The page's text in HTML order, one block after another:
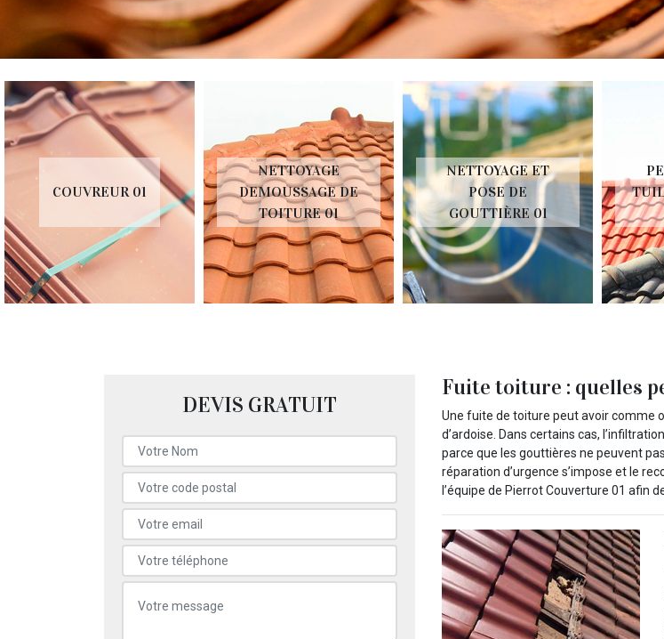
COUVREUR 01
NETTOYAGE
DEMOUSSAGE DE
TOITURE 01
NETTOYAGE ET
POSE DE
GOUTTIÈRE 01
DEVIS GRATUIT
Fuite toiture : quelles
Une fuite de toiture peut avoir comme
d’ardoise. Dans certains cas,
parce que les gouttières ne peuvent
réparation d’urgence s’impose et le
l’équipe de Pierrot Couverture 01 afin